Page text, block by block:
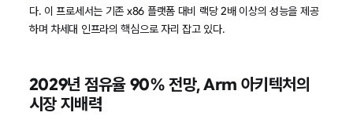
다. 이 프로세서는 기존 x86 플랫폼 대비 랙당 2배 이상의 성능을 제공
하며 차세대 인프라의 핵심으로 자리 잡고 있다.
2029년 점유율 90% 전망, Arm 아키텍처의
시장 지배력